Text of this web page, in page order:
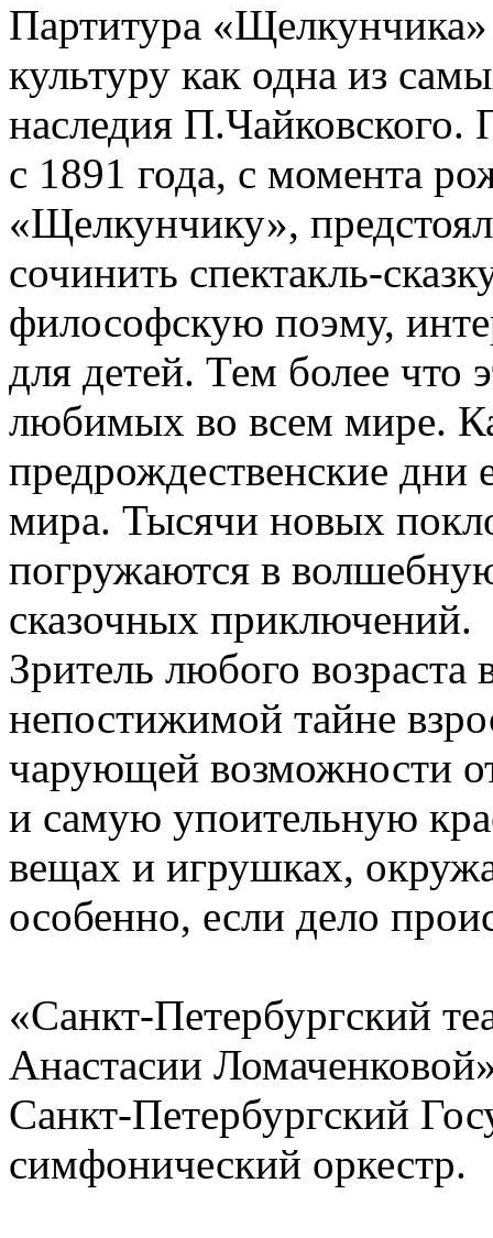
Партитура
культуру как одна из
наследия
с 1891 года, с момента
«Щелкунчику»,
сочинить спектакль-
философскую поэму,
для детей. Тем более что
любимых во всем мире.
предрождественские дни
мира. Тысячи новых
погружаются в
сказочных приключений.
Зритель любого возраста
непостижимой тайне
чарующей возможности
и самую упоительную
вещах и игрушках,
особенно, если дело
«Санкт-Петербургский
Анастасии
Санкт-Петербургский
симфонический оркестр.